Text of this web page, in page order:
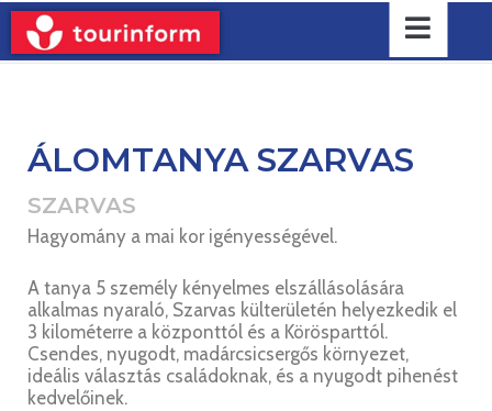
ÁLOMTANYA SZARVAS
SZARVAS
Hagyomány a mai kor igényességével.
A tanya 5 személy kényelmes elszállásolására
alkalmas nyaraló, Szarvas külterületén helyezkedik el
3 kilométerre a központtól és a Körösparttól.
Csendes, nyugodt, madárcsicsergős környezet,
ideális választás családoknak, és a nyugodt pihenést
kedvelőinek.